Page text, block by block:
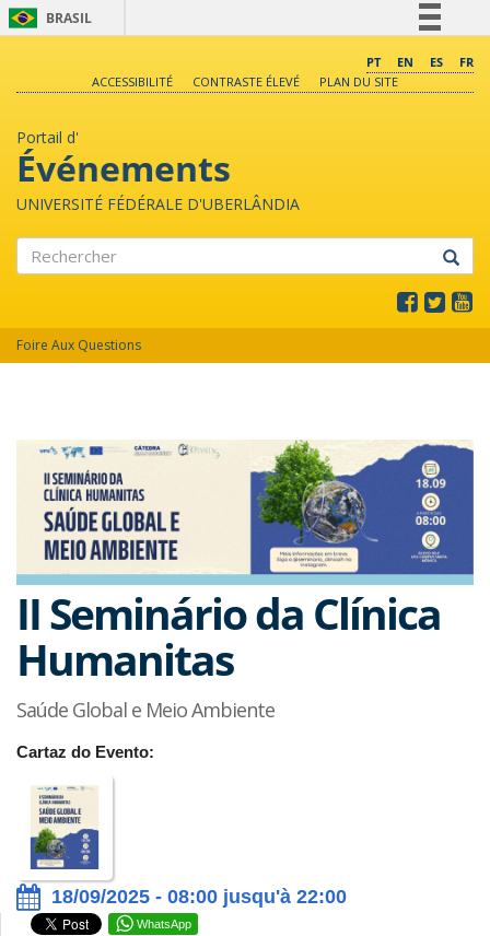
BRASIL
Comunica BR
PT EN ES
FR
ACCESSIBILITÉ
CONTRASTE ÉLEVÉ PLAN DU SITE
Portail d'
Événements
UNIVERSITÉ FÉDÉRALE D'UBERLÂNDIA
Foire Aux Questions
II Seminário da Clínica
Humanitas
Saúde Global e Meio Ambiente
Cartaz do Evento:
18/09/2025 - 08:00 jusqu'à 22:00
WhatsApp